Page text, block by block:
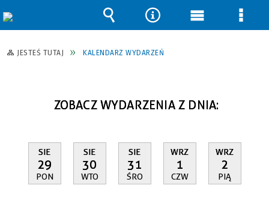
JESTEŚ TUTAJ KALENDARZ WYDARZEŃ
ZOBACZ WYDARZENIA Z DNIA:
SIE
29
PON
SIE
30
WTO
SIE
31
ŚRO
WRZ
1
CZW
WRZ
2
PIĄ
Wyszukiwarka
Narzędzia
Menu Menu